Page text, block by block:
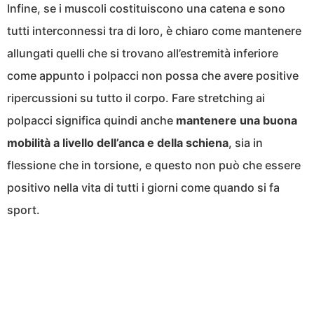
Infine, se i muscoli costituiscono una catena e sono
tutti interconnessi tra di loro, è chiaro come mantenere
allungati quelli che si trovano all’estremità inferiore
come appunto i polpacci non possa che avere positive
ripercussioni su tutto il corpo. Fare stretching ai
polpacci significa quindi anche mantenere una buona
mobilità a livello dell’anca e della schiena, sia in
flessione che in torsione, e questo non può che essere
positivo nella vita di tutti i giorni come quando si fa
sport.